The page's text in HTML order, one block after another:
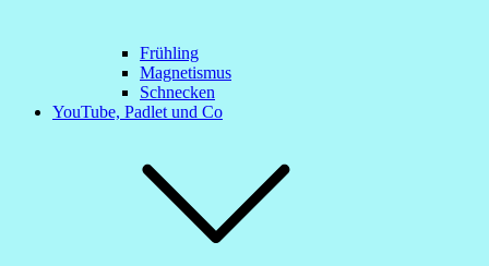
Frühling
Magnetismus
Schnecken
YouTube, Padlet und Co